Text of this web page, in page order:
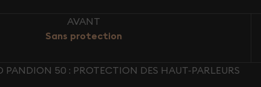
AVANT
Sans protection
PANDION 50 : PROTECTION DES HAUT-PARLEURS